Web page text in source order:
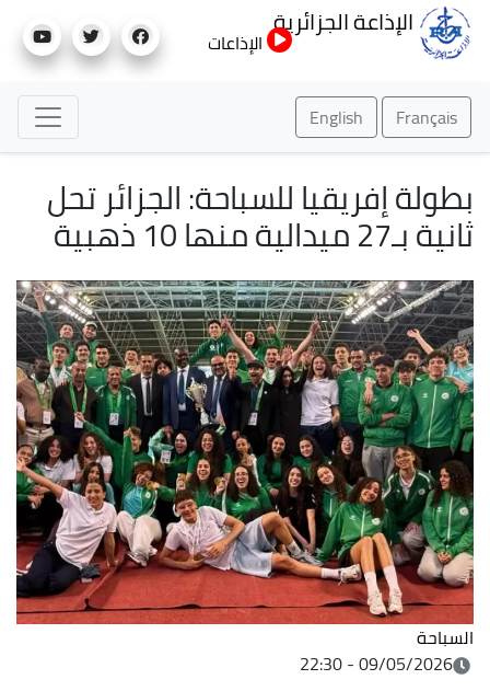
إلى
الإذاعة الجزائرية
الإذاعات
Français
English
بطولة إفريقيا للسباحة: الجزائر تحل
ثانية بـ27 ميدالية منها 10 ذهبية
السباحة
09/05/2026 - 22:30